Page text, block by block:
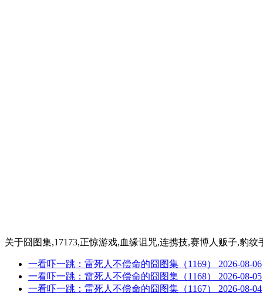
关于囧图集,17173,正惊游戏,血缘诅咒,连携技,赛博人贩子,豹
一看吓一跳：雷死人不偿命的囧图集（1169）
2026-08-06
一看吓一跳：雷死人不偿命的囧图集（1168）
2026-08-05
一看吓一跳：雷死人不偿命的囧图集（1167）
2026-08-04